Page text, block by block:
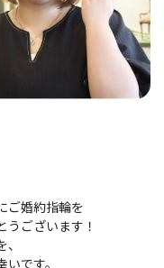
ご婚約指輪を
うございます！
です。